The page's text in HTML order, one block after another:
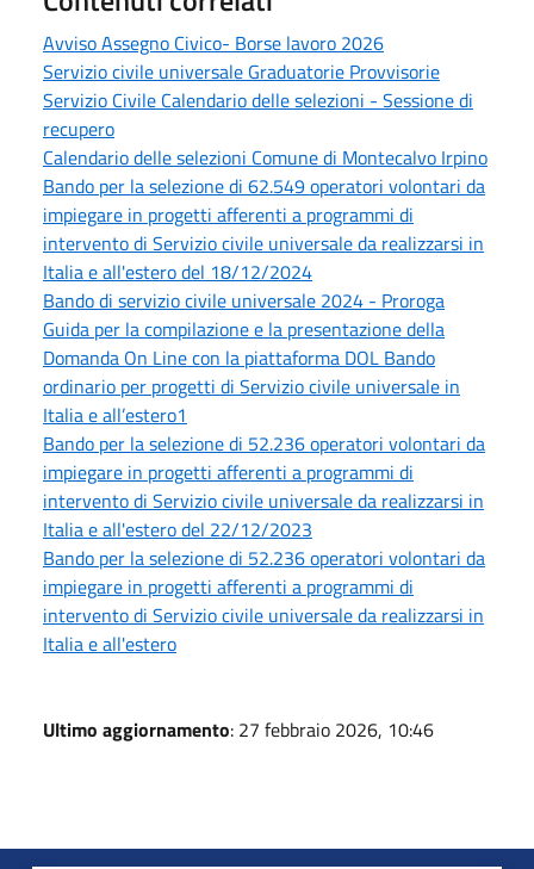
Avviso Assegno Civico- Borse lavoro 2026
Servizio civile universale Graduatorie Provvisorie
Servizio Civile Calendario delle selezioni - Sessione di
recupero
Calendario delle selezioni Comune di Montecalvo Irpino
Bando per la selezione di 62.549 operatori volontari da
impiegare in progetti afferenti a programmi di
intervento di Servizio civile universale da realizzarsi in
Italia e all'estero del 18/12/2024
Bando di servizio civile universale 2024 - Proroga
Guida per la compilazione e la presentazione della
Domanda On Line con la piattaforma DOL Bando
ordinario per progetti di Servizio civile universale in
Italia e all’estero1
Bando per la selezione di 52.236 operatori volontari da
impiegare in progetti afferenti a programmi di
intervento di Servizio civile universale da realizzarsi in
Italia e all'estero del 22/12/2023
Bando per la selezione di 52.236 operatori volontari da
impiegare in progetti afferenti a programmi di
intervento di Servizio civile universale da realizzarsi in
Italia e all'estero
Ultimo aggiornamento: 27 febbraio 2026, 10:46